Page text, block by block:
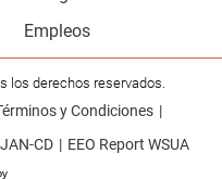
Empleos
los derechos reservados.
y Condiciones
CD EEO Report WSUA